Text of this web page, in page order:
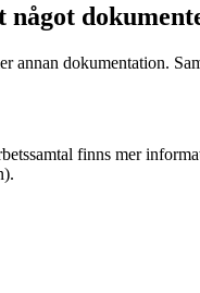
något
annan doku­mentation.
finns mer